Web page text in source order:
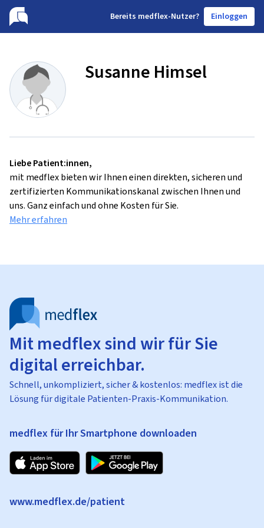
Bereits medflex-Nutzer? Einloggen
Susanne Himsel
Liebe Patient:innen,
mit medflex bieten wir Ihnen einen direkten, sicheren und
zertifizierten Kommunikationskanal zwischen Ihnen und
uns. Ganz einfach und ohne Kosten für Sie.
Mehr erfahren
Mit medflex sind wir für Sie
digital erreichbar.
Schnell, unkompliziert, sicher & kostenlos: medflex ist die
Lösung für digitale Patienten-Praxis-Kommunikation.
medflex für Ihr Smartphone downloaden
www.medflex.de/patient